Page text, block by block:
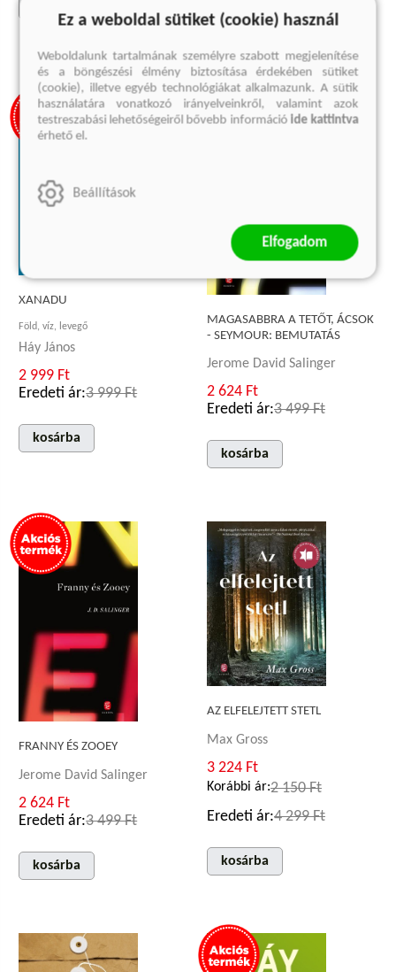
XANADU
Föld, víz, levegő
Háy János
2 999 Ft
Eredeti ár:3 999 Ft
kosárba
MAGASABBRA A TETŐT, ÁCSOK
- SEYMOUR: BEMUTATÁS
Jerome David Salinger
2 624 Ft
Eredeti ár:3 499 Ft
kosárba
FRANNY ÉS ZOOEY
Jerome David Salinger
2 624 Ft
Eredeti ár:3 499 Ft
kosárba
AZ ELFELEJTETT STETL
Max Gross
3 224 Ft
Korábbi ár:2 150 Ft
Eredeti ár:4 299 Ft
kosárba
Ez a weboldal sütiket (cookie) használ
Weboldalunk tartalmának személyre szabott megjelenítése
és a böngészési élmény biztosítása érdekében sütiket
(cookie), illetve egyéb technológiákat alkalmazunk. A sütik
használatára vonatkozó irányelveinkről, valamint azok
testreszabási lehetőségeiről bővebb információ ide kattintva
érhető el.
Beállítások
Elfogadom